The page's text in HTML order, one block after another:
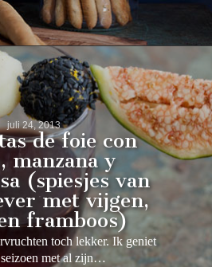
juli 24, 2013
de foie con
manzana y
(spiesjes van
met vijgen,
framboos)
toch lekker. Ik geniet
met al zijn…